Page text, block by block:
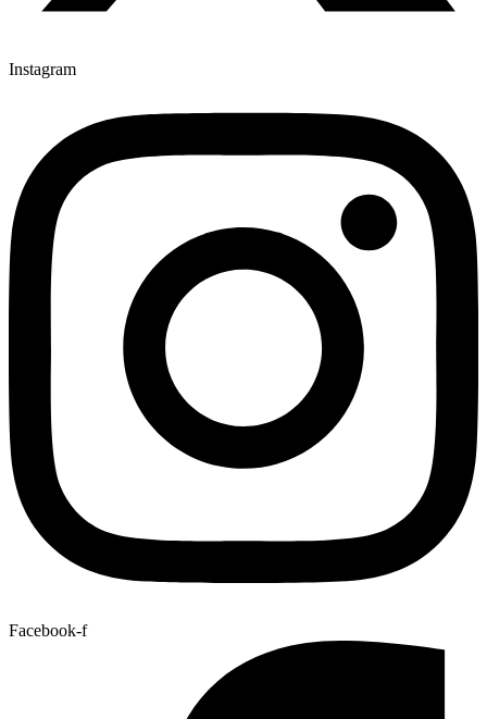
Instagram
Facebook-f